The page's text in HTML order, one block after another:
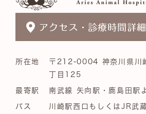
所在地
〒212-0004 神奈川県川
丁目125
最寄駅 南武線 矢向駅・鹿島田駅
バス
川崎駅西口もしくはJR武